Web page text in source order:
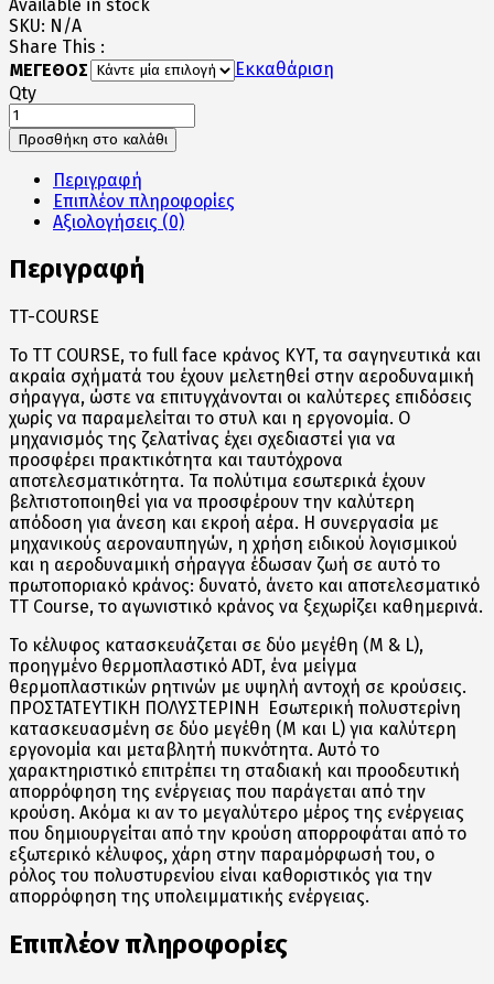
was:
165€.
τιμή
155€.
Available in stock
SKU: N/A
Share This :
ΜΕΓΕΘΟΣ
Εκκαθάριση
Qty
TT-
COURSE
FLUX
ποσότητα
Προσθήκη στο καλάθι
Περιγραφή
Επιπλέον πληροφορίες
Αξιολογήσεις (0)
Περιγραφή
TT-COURSE
Το TT COURSE, το full face κράνος KYT, τα σαγηνευτικά και
ακραία σχήματά του έχουν μελετηθεί στην αεροδυναμική
σήραγγα, ώστε να επιτυγχάνονται οι καλύτερες επιδόσεις
χωρίς να παραμελείται το στυλ και η εργονομία. Ο
μηχανισμός της ζελατίνας έχει σχεδιαστεί για να
προσφέρει πρακτικότητα και ταυτόχρονα
αποτελεσματικότητα. Τα πολύτιμα εσωτερικά έχουν
βελτιστοποιηθεί για να προσφέρουν την καλύτερη
απόδοση για άνεση και εκροή αέρα. Η συνεργασία με
μηχανικούς αεροναυπηγών, η χρήση ειδικού λογισμικού
και η αεροδυναμική σήραγγα έδωσαν ζωή σε αυτό το
πρωτοποριακό κράνος: δυνατό, άνετο και αποτελεσματικό
TT Course, το αγωνιστικό κράνος να ξεχωρίζει καθημερινά.
Το κέλυφος κατασκευάζεται σε δύο μεγέθη (M & L),
προηγμένο θερμοπλαστικό ADT, ένα μείγμα
θερμοπλαστικών ρητινών με υψηλή αντοχή σε κρούσεις.
ΠΡΟΣΤΑΤΕΥΤΙΚΗ ΠΟΛΥΣΤΕΡΙΝΗ Εσωτερική πολυστερίνη
κατασκευασμένη σε δύο μεγέθη (M και L) για καλύτερη
εργονομία και μεταβλητή πυκνότητα. Αυτό το
χαρακτηριστικό επιτρέπει τη σταδιακή και προοδευτική
απορρόφηση της ενέργειας που παράγεται από την
κρούση. Ακόμα κι αν το μεγαλύτερο μέρος της ενέργειας
που δημιουργείται από την κρούση απορροφάται από το
εξωτερικό κέλυφος, χάρη στην παραμόρφωσή του, ο
ρόλος του πολυστυρενίου είναι καθοριστικός για την
απορρόφηση της υπολειμματικής ενέργειας.
Επιπλέον πληροφορίες